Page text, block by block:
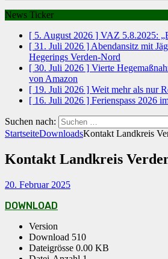
News Ticker
[ 5. August 2026 ] VAZ 5.8.2025:
[ 31. Juli 2026 ] Abendansitz mit
Hegerings Verden-Nord
[ 30. Juli 2026 ] Vierte
von Amazon
[ 19. Juli 2026 ] Weit mehr als nur
[ 16. Juli 2026 ] Ferienspass 2026
Suchen nach:
StartseiteDownloadsKontakt Landkreis
Kontakt Landkreis
20. Februar 2025
DOWNLOAD
Version
Download 510
Dateigrösse 0.00 KB